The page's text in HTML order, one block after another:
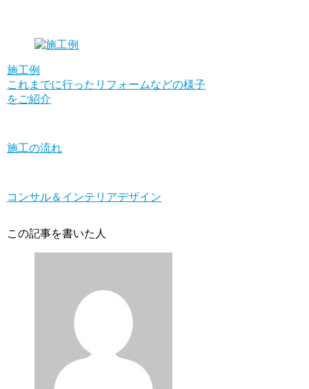
施工例
これまでに行ったリフォームなどの様子
をご紹介
施工の流れ
コンサル＆インテリアデザイン
この記事を書いた人